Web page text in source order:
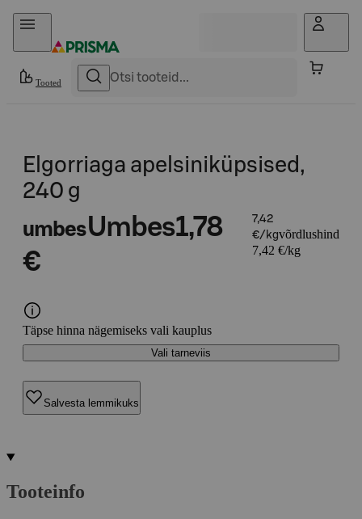
Otse sisu juurde
Tooted
Elgorriaga apelsiniküpsised,
240 g
umbesUmbes1,78
€
7,42
€/kgvõrdlushind
7,42 €/kg
Täpse hinna nägemiseks vali kauplus
Vali tarneviis
Salvesta lemmikuks
Tooteinfo